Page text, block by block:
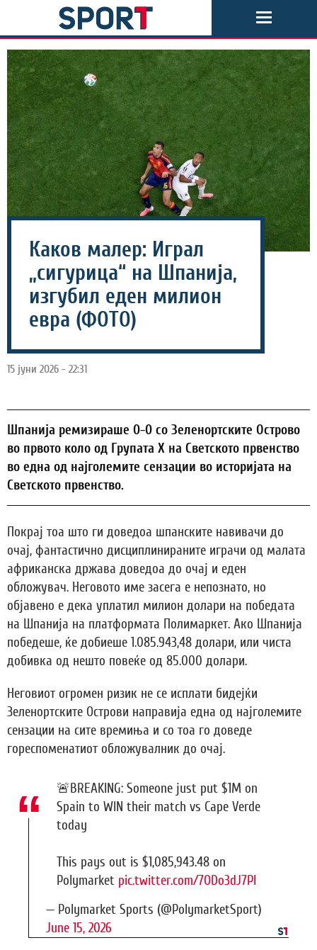
Каков малер: Играл
„сигурица“ на Шпанија,
изгубил еден милион
евра (ФОТО)
15 јуни 2026 - 22:31
Шпанија ремизираше 0-0 со Зеленортските Острово
во првото коло од Групата Х на Светското првенство
во една од најголемите сензации во историјата на
Светското првенство.
Покрај тоа што ги доведоа шпанските навивачи до
очај, фантастично дисциплинираните играчи од малата
африканска држава доведоа до очај и еден
обложувач. Неговото име засега е непознато, но
објавено е дека уплатил милион долари на победата
на Шпанија на платформата Полимаркет. Ако Шпанија
победеше, ќе добиеше 1.085.943,48 долари, или чиста
добивка од нешто повеќе од 85.000 долари.
Неговиот огромен ризик не се исплати бидејќи
Зеленортските Острови направија една од најголемите
сензации на сите времиња и со тоа го доведе
гореспоменатиот обложувалник до очај.
🚨BREAKING: Someone just put $1M on
Spain to WIN their match vs Cape Verde
today
This pays out is $1,085,943.48 on
Polymarket pic.twitter.com/7ODo3dJ7Pl
— Polymarket Sports (@PolymarketSport)
June 15, 2026